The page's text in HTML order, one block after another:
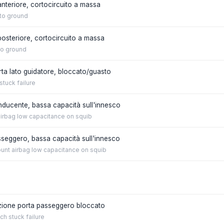
cortocircuito a massa
ground
cortocircuito a massa
ground
lato guidatore, bloccato/guasto
failure
bassa capacità sull'innesco
low capacitance on squib
bassa capacità sull'innesco
airbag low capacitance on squib
porta passeggero bloccato
stuck failure